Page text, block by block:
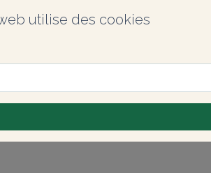
utilise des cookies